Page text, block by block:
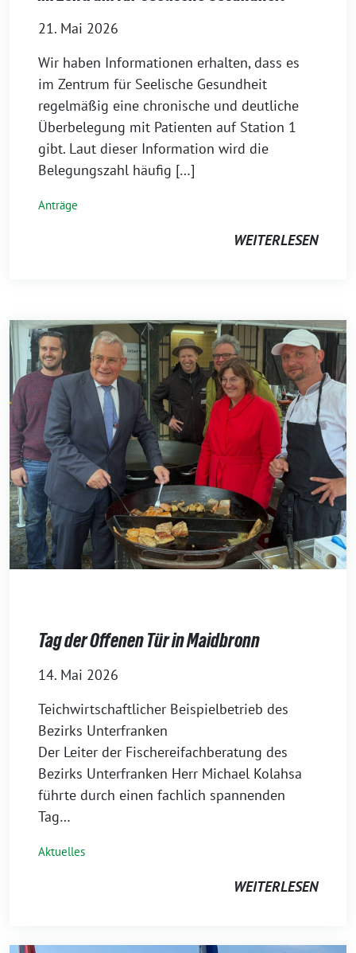
21. Mai 2026
Wir haben Informationen erhalten, dass es
im Zentrum für Seelische Gesundheit
regelmäßig eine chronische und deutliche
Überbelegung mit Patienten auf Station 1
gibt. Laut dieser Information wird die
Belegungszahl häufig […]
Anträge
WEITERLESEN
Tag der Offenen Tür in Maidbronn
14. Mai 2026
Teichwirtschaftlicher Beispielbetrieb des
Bezirks Unterfranken
Der Leiter der Fischereifachberatung des
Bezirks Unterfranken Herr Michael Kolahsa
führte durch einen fachlich spannenden
Tag…
Aktuelles
WEITERLESEN